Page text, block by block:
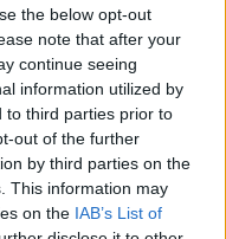
the below opt-out
note that after your
continue seeing
information utilized by
to third parties prior to
out of the further
by third parties on the
This information may
on the IAB’s List of